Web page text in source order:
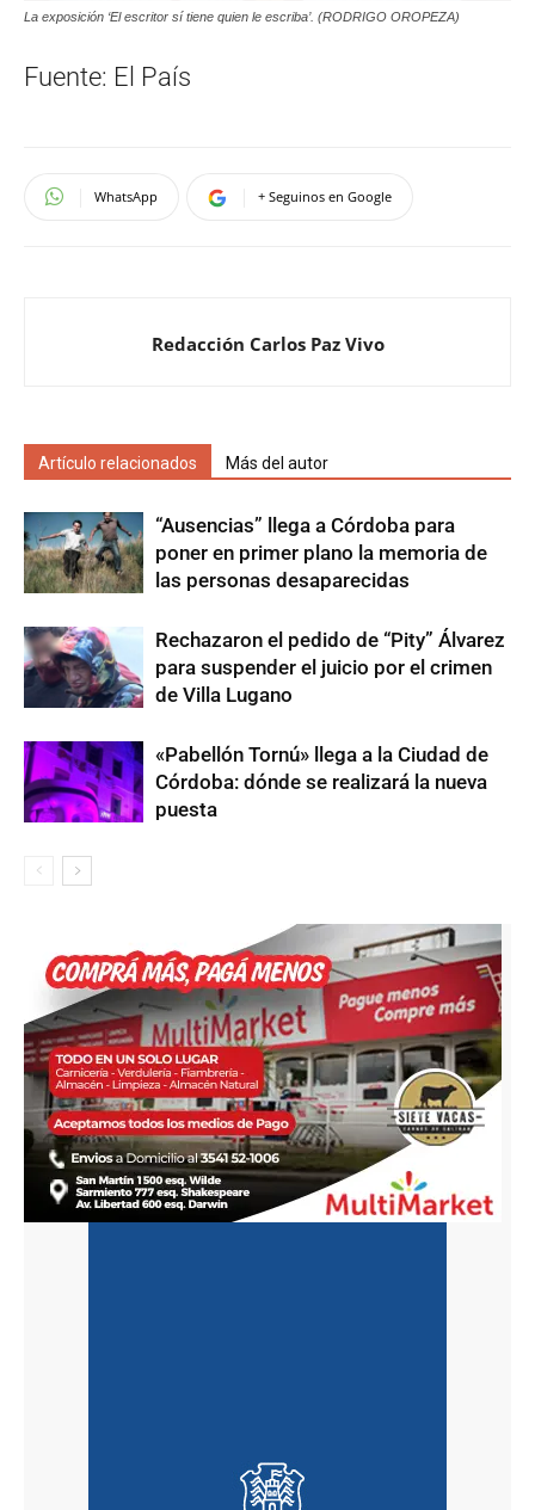
La exposición ‘El escritor sí tiene quien le escriba’. (RODRIGO OROPEZA)
Fuente: El País
WhatsApp + Seguinos en Google
Redacción Carlos Paz Vivo
Artículo relacionados Más del autor
“Ausencias” llega a Córdoba para
poner en primer plano la memoria de
las personas desaparecidas
Rechazaron el pedido de “Pity” Álvarez
para suspender el juicio por el crimen
de Villa Lugano
«Pabellón Tornú» llega a la Ciudad de
Córdoba: dónde se realizará la nueva
puesta